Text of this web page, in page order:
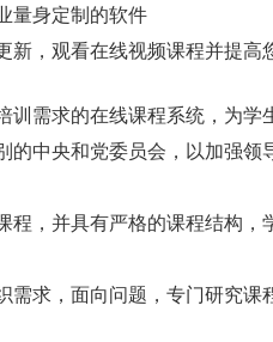
量身定制的软件
新，观看在线视频课程并提高
训需求的在线课程系统，为学
的中央和党委员会，以加强
程，并具有严格的课程结构
需求，面向问题，专门研究